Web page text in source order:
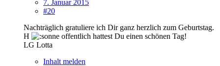
7. Januar 2015
#20
Nachträglich gratuliere ich Dir ganz herzlich zum Geburtstag.
H
offentlich hattest Du einen schönen Tag!
LG Lotta
Inhalt melden